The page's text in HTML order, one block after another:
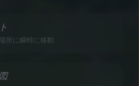
所に瞬時に移動